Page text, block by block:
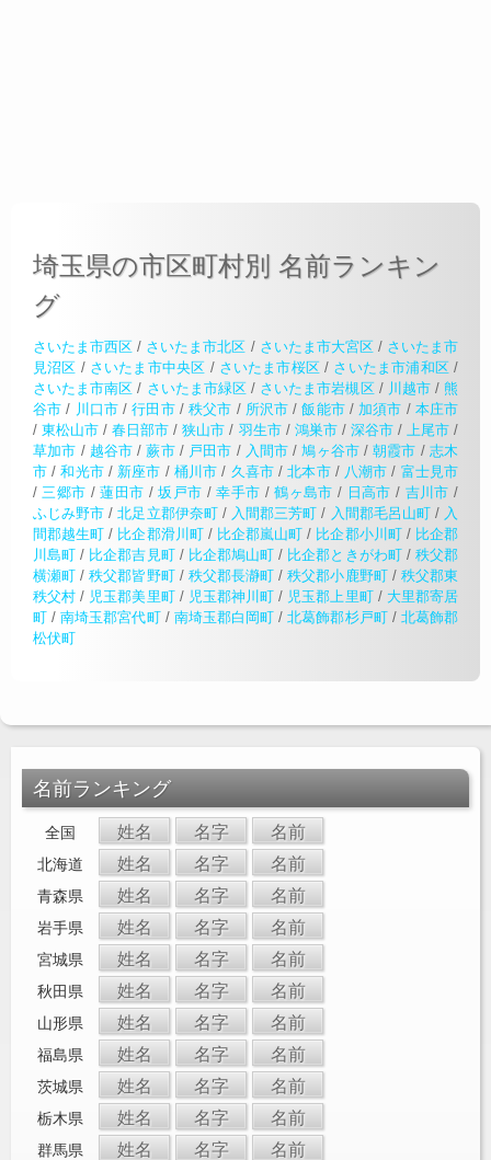
埼玉県の市区町村別 名前ランキン
グ
さいたま市西区 / さいたま市北区 / さいたま市大宮区/ さいたま市
見沼区 / さいたま市中央区 / さいたま市桜区 / さいたま市浦和区/
さいたま市南区 / さいたま市緑区 / さいたま市岩槻区/ 川越市/熊
谷市 / 川口市/行田市/ 秩父市 / 所沢市 /飯能市/ 加須市 / 本庄市
/東松山市 /春日部市 /狭山市 / 羽生市/ 鴻巣市/ 深谷市/ 上尾市 /
草加市 / 越谷市 /蕨市/ 戸田市 / 入間市 /鳩ヶ谷市/朝霞市 / 志木
市 /和光市/ 新座市 / 桶川市 / 久喜市/北本市/ 八潮市 / 富士見市
/ 三郷市 /蓮田市 /坂戸市 /幸手市 /鶴ヶ島市 / 日高市 / 吉川市 /
ふじみ野市 /北足立郡伊奈町/ 入間郡三芳町 / 入間郡毛呂山町/ 入
間郡越生町 / 比企郡滑川町/ 比企郡嵐山町 / 比企郡小川町/ 比企郡
川島町 / 比企郡吉見町/ 比企郡鳩山町 / 比企郡ときがわ町/ 秩父郡
横瀬町 /秩父郡皆野町/ 秩父郡長瀞町 /秩父郡小鹿野町/ 秩父郡東
秩父村 / 児玉郡美里町/ 児玉郡神川町 / 児玉郡上里町/ 大里郡寄居
町 /南埼玉郡宮代町/ 南埼玉郡白岡町 /北葛飾郡杉戸町/ 北葛飾郡
松伏町
名前ランキング
全国 姓名 名字 名前
北海道 姓名 名字 名前
青森県 姓名 名字 名前
岩手県 姓名 名字 名前
宮城県 姓名 名字 名前
秋田県 姓名 名字 名前
山形県 姓名 名字 名前
福島県 姓名 名字 名前
茨城県 姓名 名字 名前
栃木県 姓名 名字 名前
群馬県 姓名 名字 名前